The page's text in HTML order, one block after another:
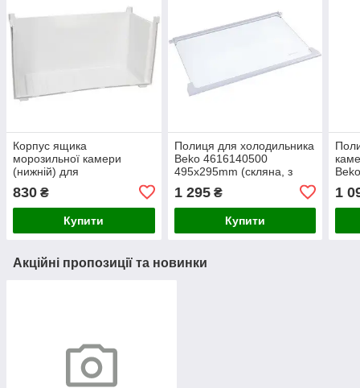
Корпус ящика
морозильної камери
(нижній) для
5704390100
445x205x220mm
830 ₴
Купити
Полиця для холодильника
Beko 4616140500
495x295mm (скляна, з
1 295₴
Купити
1
Акційні пропозиції та новинки